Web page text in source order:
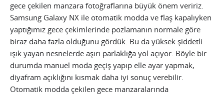
gece çekilen manzara fotoğraflarına büyük önem veririz.
Samsung Galaxy NX ile otomatik modda ve flaş kapalıyken
yaptığımız gece çekimlerinde pozlamanın normale göre
biraz daha fazla olduğunu gördük. Bu da yüksek şiddetli
ışık yayan nesnelerde aşırı parlaklığa yol açıyor. Böyle bir
durumda manuel moda geçiş yapıp elle ayar yapmak,
diyafram açıklığını kısmak daha iyi sonuç verebilir.
Otomatik modda çekilen gece manzaralarında